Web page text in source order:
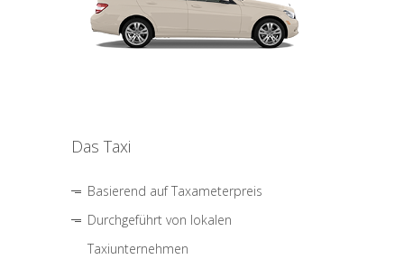
Das Taxi
Basierend auf Taxameterpreis
Durchgeführt von lokalen
Taxiunternehmen